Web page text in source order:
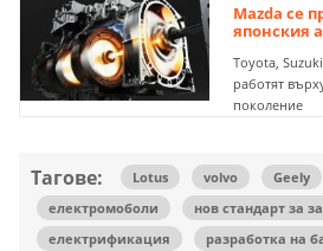
Mazda се
японския
Toyota,
работят
поколение
Тагове: Lotus volvo Geely
електромоболи
нов стандарт за
електрификация
разработка на